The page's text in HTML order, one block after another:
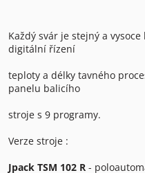
Každý svár je stejný a
digitální řízení
teploty a délky tavného
panelu balicího
stroje s 9 programy.
Verze stroje :
Jpack TSM 102 R -